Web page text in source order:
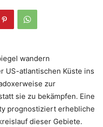
wandern
US-atlantischen Küste ins
zur
sie zu bekämpfen. Eine
prognostiziert erhebliche
dieser Gebiete.